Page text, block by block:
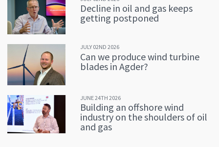
Decline in oil and gas keeps
getting postponed
JULY 02ND 2026
Can we produce wind turbine
blades in Agder?
JUNE 24TH 2026
Building an offshore wind
industry on the shoulders of oil
and gas